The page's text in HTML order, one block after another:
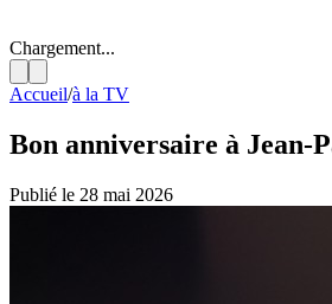
Chargement...
Accueil/à la TV
Bon anniversaire à Jean-
Publié le 28 mai 2026